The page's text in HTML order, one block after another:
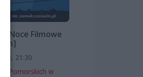
Noce Filmowe
21:30
Pomorskich w